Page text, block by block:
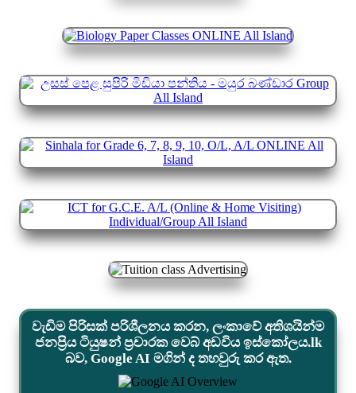
වැඩිම පිරිසක් පරිශීලනය කරන, ලංකාවේ අතිශයින්ම
ජනප්‍රිය ටියුෂන් ප්‍රචාරක වෙබ් අඩවිය ඉස්කෝලය.lk
බව, Google AI මගින් ද තහවුරු කර ඇත.